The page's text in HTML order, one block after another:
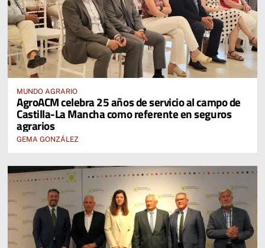
MUNDO AGRARIO
AgroACM celebra 25 años de servicio al campo de
Castilla-La Mancha como referente en seguros
agrarios
GEMA GONZÁLEZ